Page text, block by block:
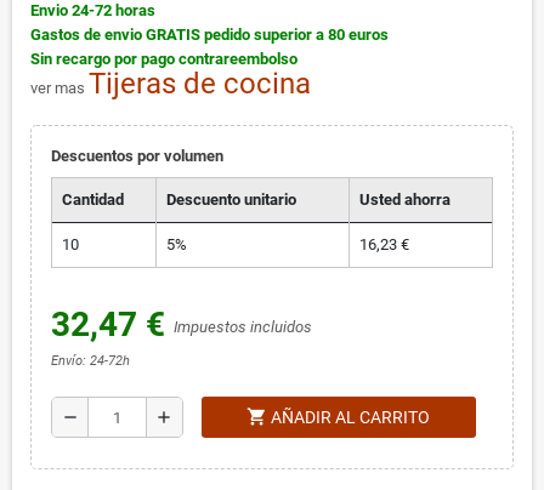
Envio 24-72 horas
Gastos de envio GRATIS pedido superior a 80 euros
Sin recargo por pago contrareembolso
ver mas Tijeras de cocina
Descuentos por volumen
Cantidad Descuento unitario Usted ahorra
10 5% 16,23 €
32,47 € Impuestos incluidos
Envío: 24-72h
remove add shopping_cart AÑADIR AL CARRITO